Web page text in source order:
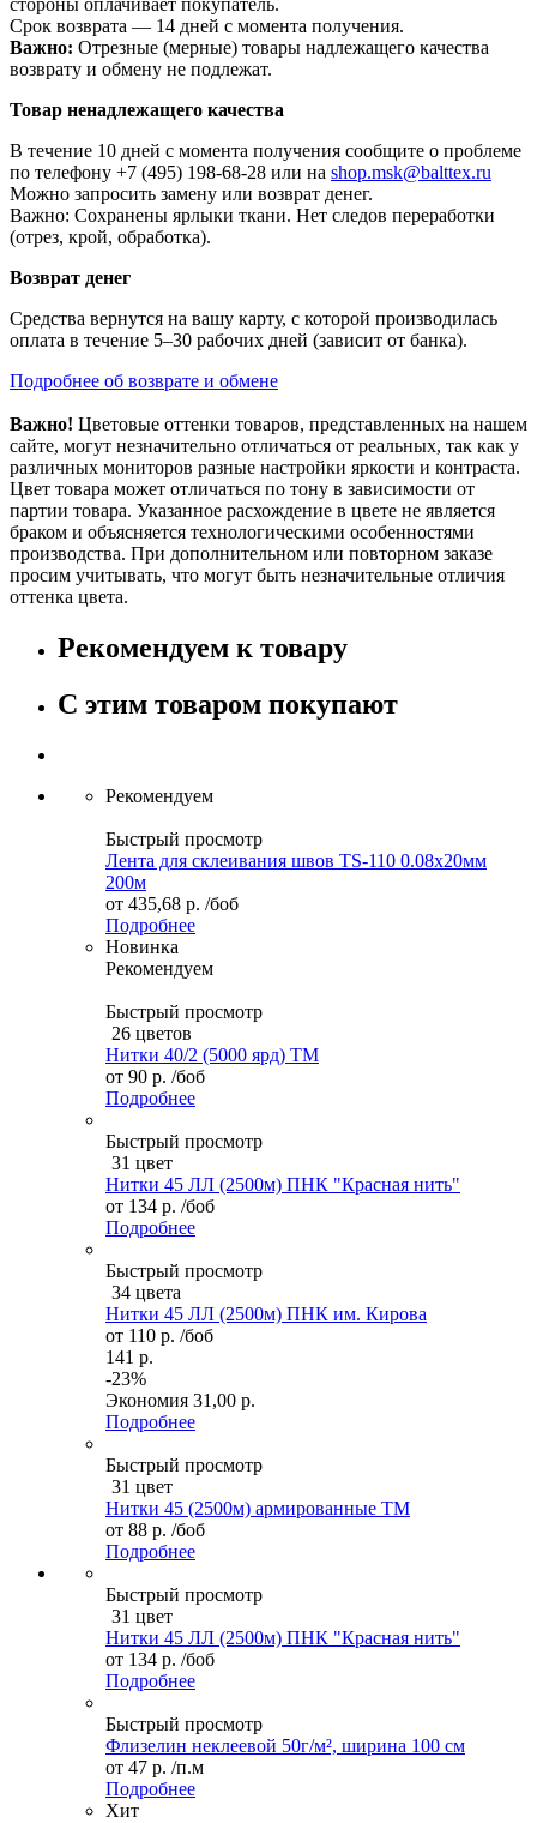
стороны оплачивает покупатель.
Срок возврата — 14 дней с момента получения.
Важно: Отрезные (мерные) товары надлежащего качества
возврату и обмену не подлежат.
Товар ненадлежащего качества
В течение 10 дней с момента получения сообщите о проблеме
по телефону +7 (495) 198-68-28 или на shop.msk@balttex.ru
Можно запросить замену или возврат денег.
Важно: Сохранены ярлыки ткани. Нет следов переработки
(отрез, крой, обработка).
Возврат денег
Средства вернутся на вашу карту, с которой производилась
оплата в течение 5–30 рабочих дней (зависит от банка).
Подробнее об возврате и обмене
Важно! Цветовые оттенки товаров, представленных на нашем
сайте, могут незначительно отличаться от реальных, так как у
различных мониторов разные настройки яркости и контраста.
Цвет товара может отличаться по тону в зависимости от
партии товара. Указанное расхождение в цвете не является
браком и объясняется технологическими особенностями
производства. При дополнительном или повторном заказе
просим учитывать, что могут быть незначительные отличия
оттенка цвета.
Рекомендуем к товару
С этим товаром покупают
Рекомендуем
Быстрый просмотр
Лента для склеивания швов TS-110 0.08х20мм
200м
от 435,68 р. /боб
Подробнее
Новинка
Рекомендуем
Быстрый просмотр
26 цветов
Нитки 40/2 (5000 ярд) ТМ
от 90 р. /боб
Подробнее
Быстрый просмотр
31 цвет
Нитки 45 ЛЛ (2500м) ПНК "Красная нить"
от 134 р. /боб
Подробнее
Быстрый просмотр
34 цвета
Нитки 45 ЛЛ (2500м) ПНК им. Кирова
от 110 р. /боб
141 р.
-23%
Экономия 31,00 р.
Подробнее
Быстрый просмотр
31 цвет
Нитки 45 (2500м) армированные ТМ
от 88 р. /боб
Подробнее
Быстрый просмотр
31 цвет
Нитки 45 ЛЛ (2500м) ПНК "Красная нить"
от 134 р. /боб
Подробнее
Быстрый просмотр
Флизелин неклеевой 50г/м², ширина 100 см
от 47 р. /п.м
Подробнее
Хит